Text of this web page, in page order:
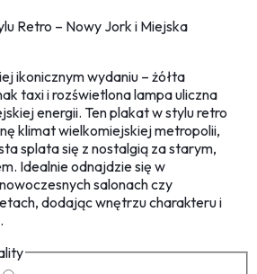
Retro – Nowy Jork i Miejska
ikonicznym wydaniu – żółta
taxi i rozświetlona lampa uliczna
energii. Ten plakat w stylu retro
klimat wielkomiejskiej metropolii,
splata się z nostalgią za starym,
Idealnie odnajdzie się w
salonach czy
dodając wnętrzu charakteru i